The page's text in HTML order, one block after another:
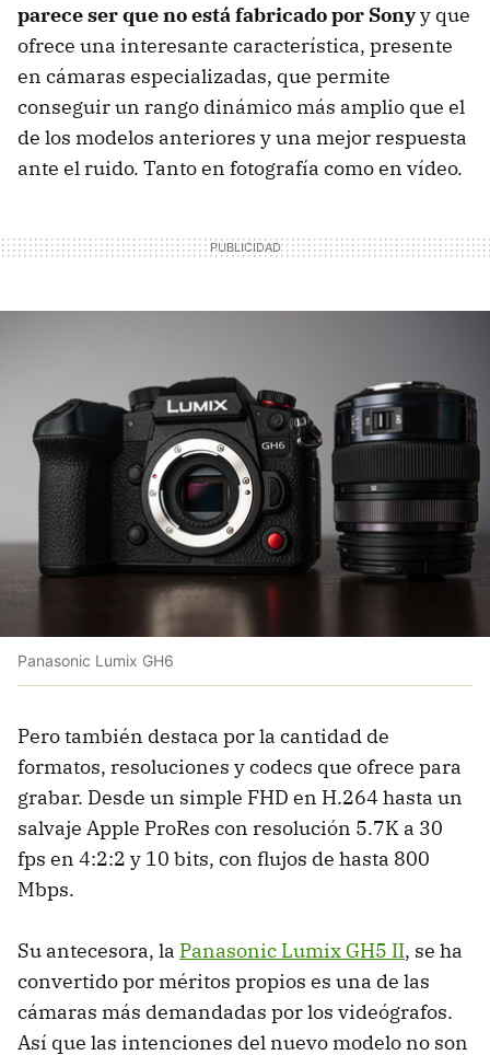
parece ser que no está fabricado por Sonyy que
ofrece una interesante característica, presente
en cámaras especializadas, que permite
conseguir un rango dinámico más amplio que el
de los modelos anteriores y una mejor respuesta
ante el ruido. Tanto en fotografía como en vídeo.
Panasonic Lumix GH6
Pero también destaca por la cantidad de
formatos, resoluciones y codecs que ofrece para
grabar. Desde un simple FHD en H.264 hasta un
salvaje Apple ProRes con resolución 5.7K a 30
fps en 4:2:2 y 10 bits, con flujos de hasta 800
Mbps.
Su antecesora, la Panasonic Lumix GH5 II, se ha
convertido por méritos propios es una de las
cámaras más demandadas por los videógrafos.
Así que las intenciones del nuevo modelo no son